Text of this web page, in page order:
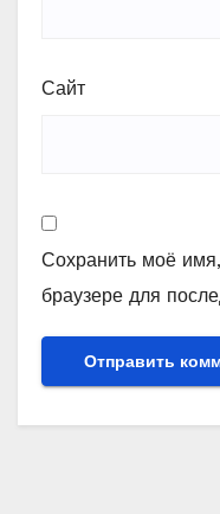
Сайт
Сохранить моё
браузере для